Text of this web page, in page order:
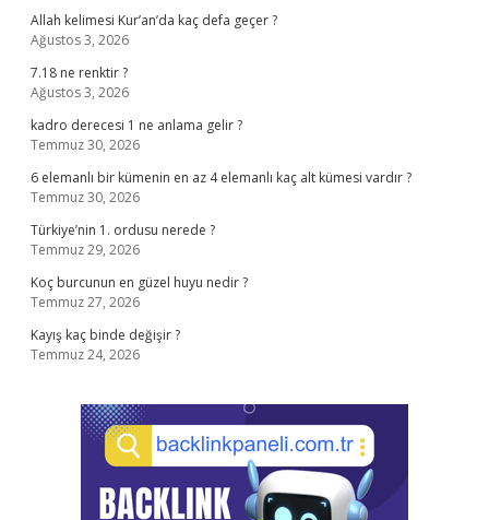
Allah kelimesi Kur’an’da kaç defa geçer ?
Ağustos 3, 2026
7.18 ne renktir ?
Ağustos 3, 2026
kadro derecesi 1 ne anlama gelir ?
Temmuz 30, 2026
6 elemanlı bir kümenin en az 4 elemanlı kaç alt kümesi vardır ?
Temmuz 30, 2026
Türkiye’nin 1. ordusu nerede ?
Temmuz 29, 2026
Koç burcunun en güzel huyu nedir ?
Temmuz 27, 2026
Kayış kaç binde değişir ?
Temmuz 24, 2026